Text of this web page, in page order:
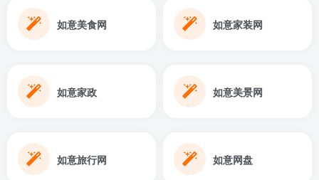
如意美食网 如意家装网
如意家政 如意美景网
如意旅行网 如意网盘